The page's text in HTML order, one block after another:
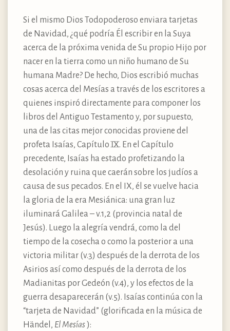
Si el mismo Dios Todopoderoso enviara tarjetas
de Navidad, ¿qué podría Él escribir en la Suya
acerca de la próxima venida de Su propio Hijo por
nacer en la tierra como un niño humano de Su
humana Madre? De hecho, Dios escribió muchas
cosas acerca del Mesías a través de los escritores a
quienes inspiró directamente para componer los
libros del Antiguo Testamento y, por supuesto,
una de las citas mejor conocidas proviene del
profeta Isaías, Capítulo IX. En el Capítulo
precedente, Isaías ha estado profetizando la
desolación y ruina que caerán sobre los judíos a
causa de sus pecados. En el IX, él se vuelve hacia
la gloria de la era Mesiánica: una gran luz
iluminará Galilea – v.1,2 (provincia natal de
Jesús). Luego la alegría vendrá, como la del
tiempo de la cosecha o como la posterior a una
victoria militar (v.3) después de la derrota de los
Asirios así como después de la derrota de los
Madianitas por Gedeón (v.4), y los efectos de la
guerra desaparecerán (v.5). Isaías continúa con la
“tarjeta de Navidad” (glorificada en la música de
Händel, El Mesías):